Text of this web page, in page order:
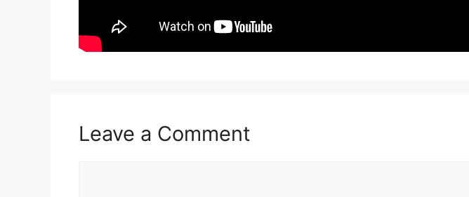
Leave a Comment